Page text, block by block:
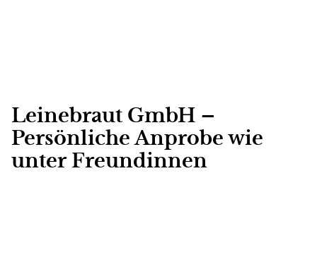
Leinebraut GmbH –
Persönliche Anprobe wie
unter Freundinnen